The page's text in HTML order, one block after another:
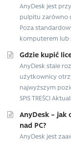
AnyDesk jest
pulpitu zarówno
Poza
komputerem lub
Gdzie kupić
AnyDesk stale
użytkownicy
najwyższym
SPIS TREŚCI
AnyDesk – jak
nad PC?
AnyDesk jest